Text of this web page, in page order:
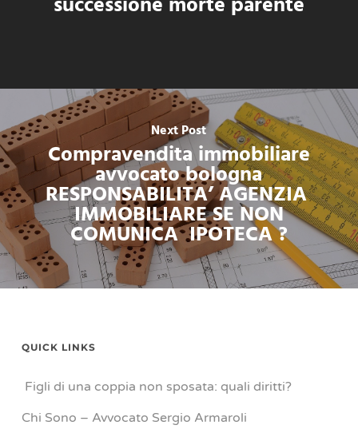
Next Post
Compravendita immobiliare
avvocato bologna
RESPONSABILITA’ AGENZIA
IMMOBILIARE SE NON
COMUNICA IPOTECA ?
QUICK LINKS
Figli di una coppia non sposata: quali diritti?
Chi Sono – Avvocato Sergio Armaroli